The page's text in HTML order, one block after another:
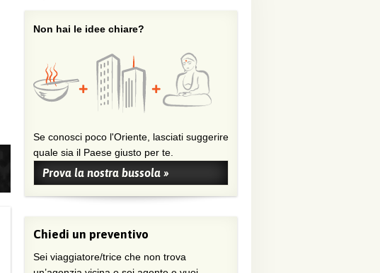
Non hai le idee chiare?
Se conosci poco l'Oriente, lasciati suggerire
quale sia il Paese giusto per te.
Prova la nostra bussola »
Chiedi un preventivo
Sei viaggiatore/trice che non trova